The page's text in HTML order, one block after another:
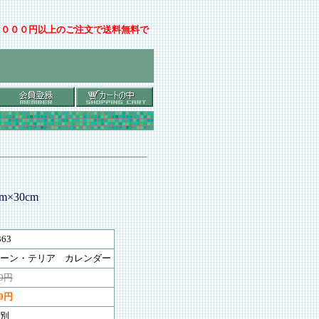
００円以上のご注文で送料無料で
ン・テリア カレンダー
円
円